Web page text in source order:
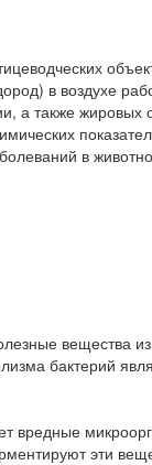
в воздухе
а также жировых
в
вещества из
бактерий
вредные
эти